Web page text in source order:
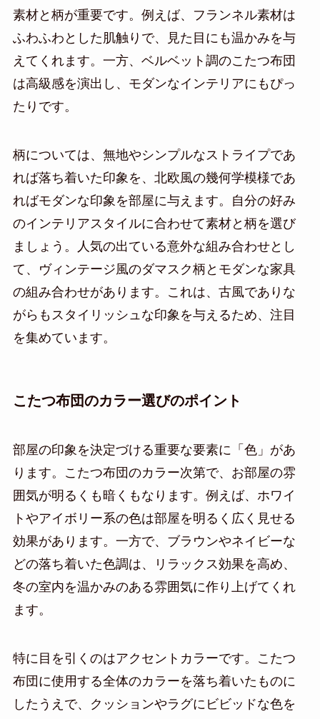
素材と柄が重要です。例えば、フランネル素材は
ふわふわとした肌触りで、見た目にも温かみを与
えてくれます。一方、ベルベット調のこたつ布団
は高級感を演出し、モダンなインテリアにもぴっ
たりです。
柄については、無地やシンプルなストライプであ
れば落ち着いた印象を、北欧風の幾何学模様であ
ればモダンな印象を部屋に与えます。自分の好み
のインテリアスタイルに合わせて素材と柄を選び
ましょう。人気の出ている意外な組み合わせとし
て、ヴィンテージ風のダマスク柄とモダンな家具
の組み合わせがあります。これは、古風でありな
がらもスタイリッシュな印象を与えるため、注目
を集めています。
こたつ布団のカラー選びのポイント
部屋の印象を決定づける重要な要素に「色」があ
ります。こたつ布団のカラー次第で、お部屋の雰
囲気が明るくも暗くもなります。例えば、ホワイ
トやアイボリー系の色は部屋を明るく広く見せる
効果があります。一方で、ブラウンやネイビーな
どの落ち着いた色調は、リラックス効果を高め、
冬の室内を温かみのある雰囲気に作り上げてくれ
ます。
特に目を引くのはアクセントカラーです。こたつ
布団に使用する全体のカラーを落ち着いたものに
したうえで、クッションやラグにビビッドな色を